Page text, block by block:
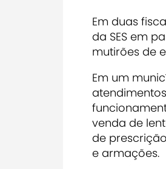
Em duas
da SES em
mutirões de
Em um
venda de
de
e armações.